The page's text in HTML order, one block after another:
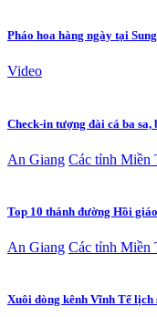
Pháo hoa hàng ngày tại
Video
Check-in tượng đài cá ba
An Giang Các tỉnh Miền
Top 10 thánh đường Hồi
An Giang Các tỉnh Miền
Xuôi dòng kênh Vĩnh Tế lịch